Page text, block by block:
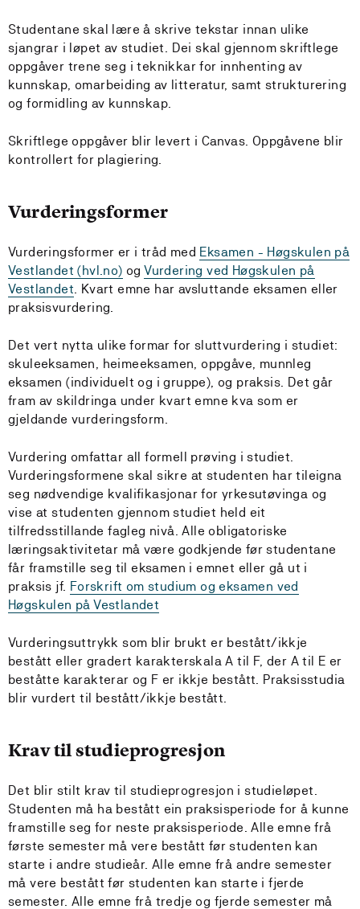
Studentane skal lære å skrive tekstar innan ulike
sjangrar i løpet av studiet. Dei skal gjennom skriftlege
oppgåver trene seg i teknikkar for innhenting av
kunnskap, omarbeiding av litteratur, samt strukturering
og formidling av kunnskap.
Skriftlege oppgåver blir levert i Canvas. Oppgåvene blir
kontrollert for plagiering.
Vurderingsformer
Vurderingsformer er i tråd med Eksamen - Høgskulen på
Vestlandet (hvl.no) ogVurdering ved Høgskulen på
Vestlandet. Kvart emne har avsluttande eksamen eller
praksisvurdering.
Det vert nytta ulike formar for sluttvurdering i studiet:
skuleeksamen, heimeeksamen, oppgåve, munnleg
eksamen (individuelt og i gruppe), og praksis. Det går
fram av skildringa under kvart emne kva som er
gjeldande vurderingsform.
Vurdering omfattar all formell prøving i studiet.
Vurderingsformene skal sikre at studenten har tileigna
seg nødvendige kvalifikasjonar for yrkesutøvinga og
vise at studenten gjennom studiet held eit
tilfredsstillande fagleg nivå. Alle obligatoriske
læringsaktivitetar må være godkjende før studentane
får framstille seg til eksamen i emnet eller gå ut i
praksis jf. Forskrift om studium og eksamen ved
Høgskulen på Vestlandet
Vurderingsuttrykk som blir brukt er bestått/ikkje
bestått eller gradert karakterskala A til F, der A til E er
beståtte karakterar og F er ikkje bestått. Praksisstudia
blir vurdert til bestått/ikkje bestått.
Krav til studieprogresjon
Det blir stilt krav til studieprogresjon i studieløpet.
Studenten må ha bestått ein praksisperiode for å kunne
framstille seg for neste praksisperiode. Alle emne frå
første semester må vere bestått før studenten kan
starte i andre studieår. Alle emne frå andre semester
må vere bestått før studenten kan starte i fjerde
semester. Alle emne frå tredje og fjerde semester må